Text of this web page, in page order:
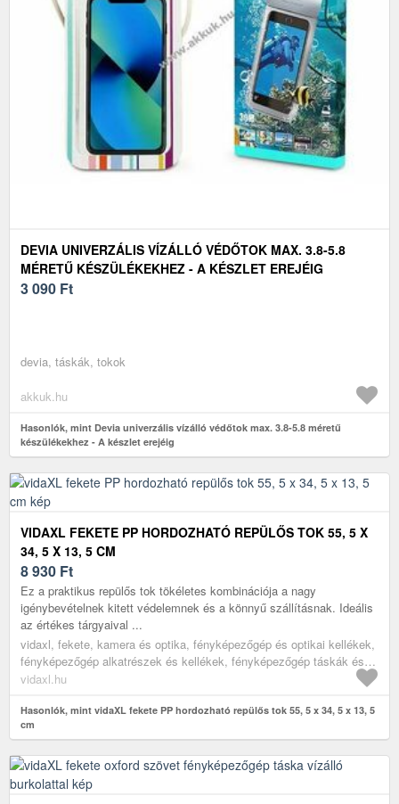
DEVIA UNIVERZÁLIS VÍZÁLLÓ VÉDŐTOK MAX. 3.8-5.8
MÉRETŰ KÉSZÜLÉKEKHEZ - A KÉSZLET EREJÉIG
3 090 Ft
devia, táskák, tokok
akkuk.hu
Hasonlók, mint Devia univerzális vízálló védőtok max. 3.8-5.8 méretű
készülékekhez - A készlet erejéig
VIDAXL FEKETE PP HORDOZHATÓ REPÜLŐS TOK 55, 5 X
34, 5 X 13, 5 CM
8 930 Ft
Ez a praktikus repülős tok tökéletes kombinációja a nagy
igénybevételnek kitett védelemnek és a könnyű szállításnak. Ideális
az értékes tárgyaival ...
vidaxl, fekete, kamera és optika, fényképezőgép és optikai kellékek,
fényképezőgép alkatrészek és kellékek, fényképezőgép táskák és
tokok
vidaxl.hu
Hasonlók, mint vidaXL fekete PP hordozható repülős tok 55, 5 x 34, 5 x 13, 5
cm